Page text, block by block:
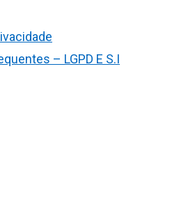
– LGPD E S.I